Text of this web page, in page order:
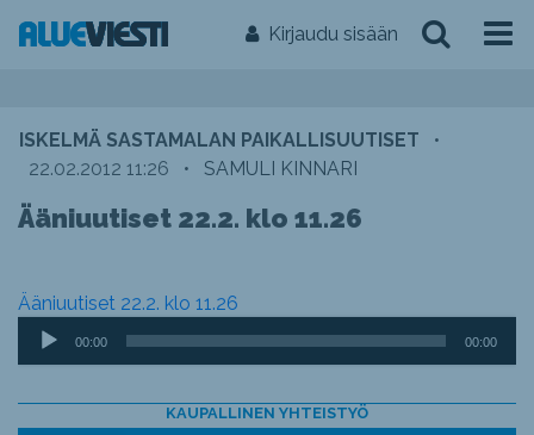
Kirjaudu sisään
ISKELMÄ SASTAMALAN PAIKALLISUUTISET
•
22.02.2012 11:26
• SAMULI KINNARI
Ääniuutiset 22.2. klo 11.26
Ääniuutiset 22.2. klo 11.26
Äänitoistin
00:00 00:00
KAUPALLINEN YHTEISTYÖ